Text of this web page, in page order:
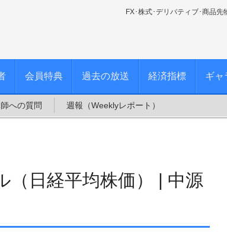
FX･株式･デリバティブ･商品
会員特典 過去の放送 経済指標 ギャ
への質問 週報（Weeklyレポート）
（日経平均株価） | 中源